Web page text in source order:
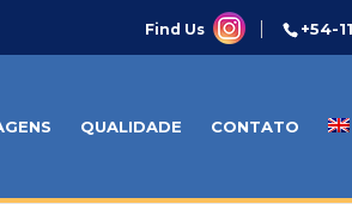
Find Us +54-
QUALIDADE CONTATO